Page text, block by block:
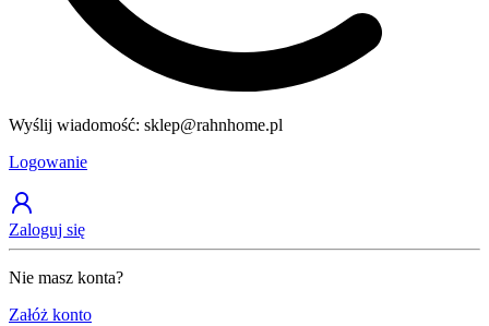
Wyślij wiadomość: sklep@rahnhome.pl
Logowanie
Zaloguj się
Nie masz konta?
Załóż konto